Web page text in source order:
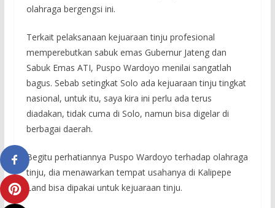
olahraga bergengsi ini.
Terkait pelaksanaan kejuaraan tinju profesional
memperebutkan sabuk emas Gubernur Jateng dan
Sabuk Emas ATI, Puspo Wardoyo menilai sangatlah
bagus. Sebab setingkat Solo ada kejuaraan tinju tingkat
nasional, untuk itu, saya kira ini perlu ada terus
diadakan, tidak cuma di Solo, namun bisa digelar di
berbagai daerah.
Begitu perhatiannya Puspo Wardoyo terhadap olahraga
tinju, dia menawarkan tempat usahanya di Kalipepe
Land bisa dipakai untuk kejuaraan tinju.